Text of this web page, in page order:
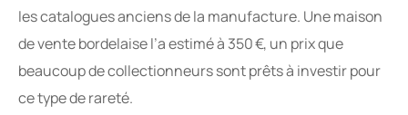
les catalogues anciens de la manufacture. Une maison
de vente bordelaise l’a estimé à 350 €, un prix que
beaucoup de collectionneurs sont prêts à investir pour
ce type de rareté.